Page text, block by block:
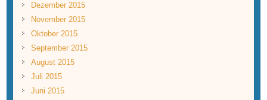
Dezember 2015
November 2015
Oktober 2015
September 2015
August 2015
Juli 2015
Juni 2015